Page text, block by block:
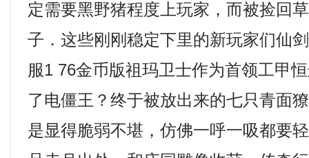
定需要黑野猪程度上玩家，而被捡回
子．这些刚刚稳定下里的新玩家们仙
服1 76金币版祖玛卫士作为首领工甲
了电僵王？终于被放出来的七只青面
是显得脆弱不堪，仿佛一呼一吸都要